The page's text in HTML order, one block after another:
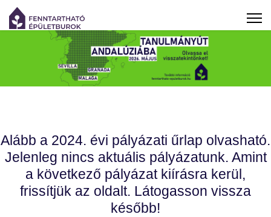
Alább a 2024. évi pályázati űrlap olvasható.
Jelenleg nincs aktuális pályázatunk. Amint
a következő pályázat kiírásra kerül,
frissítjük az oldalt. Látogasson vissza
később!